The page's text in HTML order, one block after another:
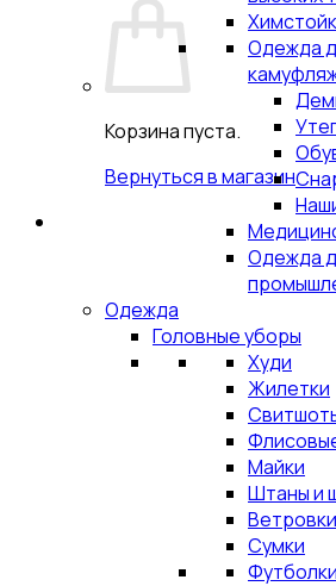
Корзина пуста.
Вернуться в магазин
Одежда
Одежда
Одежда
Головные уборы
Худи
Жилетки
Майки
Штаны и
Ветровки
Сумки